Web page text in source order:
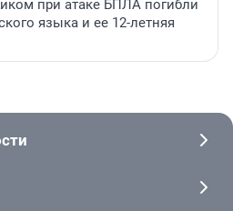
при атаке БПЛА погибли
языка и ее 12-летняя